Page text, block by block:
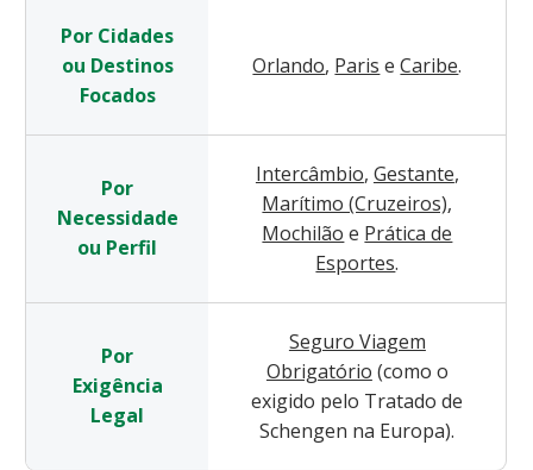
Por Cidades
ou Destinos
Focados
Orlando, Paris e Caribe.
Por
Necessidade
ou Perfil
Intercâmbio, Gestante,
Marítimo (Cruzeiros),
Mochilão e Prática de
Esportes.
Por
Exigência
Legal
Seguro Viagem
Obrigatório (como o
exigido pelo Tratado de
Schengen na Europa).